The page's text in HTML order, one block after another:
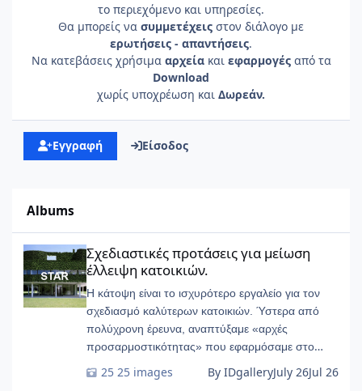
το περιεχόμενο και υπηρεσίες.
Θα μπορείς να συμμετέχεις στον διάλογο με
ερωτήσεις - απαντήσεις.
Να κατεβάσεις χρήσιμα αρχείακαι εφαρμογέςαπό τα
Download
χωρίς υποχρέωση και Δωρεάν.
Εγγραφή Είσοδος
Albums
Σχεδιαστικές προτάσεις για μείωση έλλειψη κατοικιών.
Σχεδιαστικές προτάσεις για μείωση
έλλειψη κατοικιών.
Η κάτοψη είναι το ισχυρότερο εργαλείο για τον
σχεδιασμό καλύτερων κατοικιών. Ύστερα από
πολύχρονη έρευνα, αναπτύξαμε «αρχές
προσαρμοστικότητας» που εφαρμόσαμε στο
25 images By IDgalleryJuly 26Jul 26